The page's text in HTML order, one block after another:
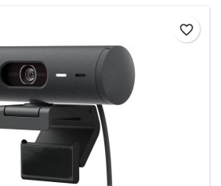
favorite_border